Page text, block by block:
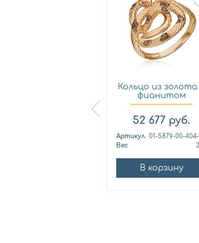
Кольцо из золота
фианитом
Платина 0...
52 677 руб.
Артикул
Вес
В корзину